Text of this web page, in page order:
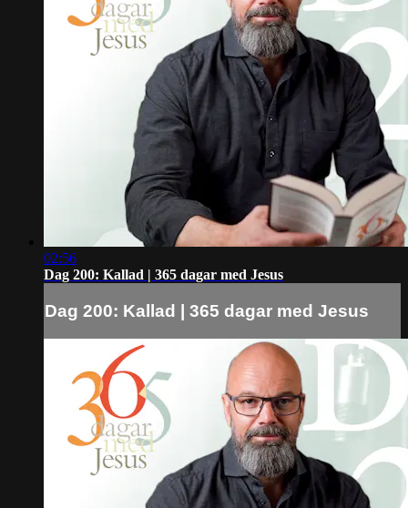
02:56
Dag 200: Kallad | 365 dagar med Jesus
Dag 200: Kallad | 365 dagar med Jesus